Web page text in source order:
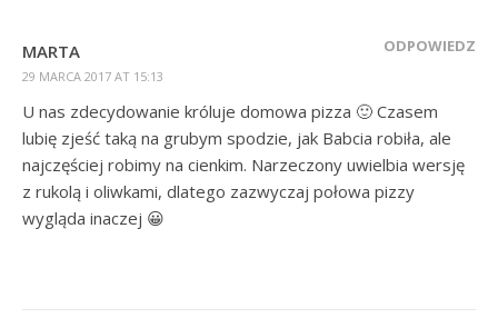
MARTA
29 MARCA 2017 AT 15:13
ODPOWIEDZ
U nas zdecydowanie króluje domowa pizza 🙂 Czasem
lubię zjeść taką na grubym spodzie, jak Babcia robiła, ale
najczęściej robimy na cienkim. Narzeczony uwielbia wersję
z rukolą i oliwkami, dlatego zazwyczaj połowa pizzy
wygląda inaczej 😀